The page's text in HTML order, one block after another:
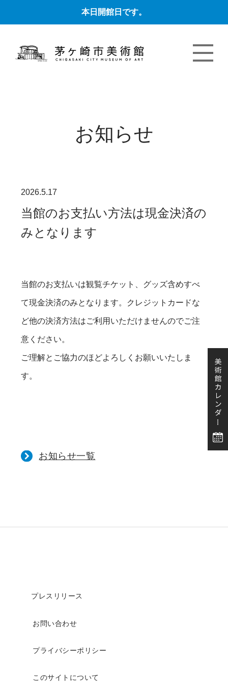
本日開館日です。
お知らせ
2026.5.17
当館のお支払い方法は現金決済の
みとなります
当館のお支払いは観覧チケット、グッズ含めすべ
て現金決済のみとなります。クレジットカードな
ど他の決済方法はご利用いただけませんのでご注
意ください。
ご理解とご協力のほどよろしくお願いいたしま
す。
お知らせ一覧
プレスリリース
お問い合わせ
プライバシーポリシー
このサイトについて